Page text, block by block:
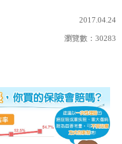
2017.04.24
瀏覽數： 30283